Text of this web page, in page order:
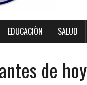
EDUCACIÒN SALUD
de hoy